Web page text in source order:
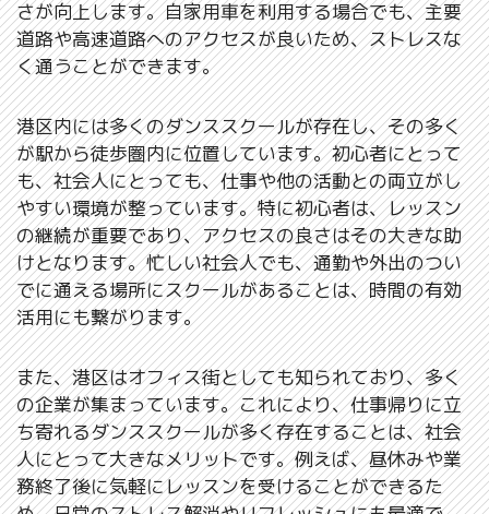
さが向上します。自家用車を利用する場合でも、主要
道路や高速道路へのアクセスが良いため、ストレスな
く通うことができます。
港区内には多くのダンススクールが存在し、その多く
が駅から徒歩圏内に位置しています。初心者にとって
も、社会人にとっても、仕事や他の活動との両立がし
やすい環境が整っています。特に初心者は、レッスン
の継続が重要であり、アクセスの良さはその大きな助
けとなります。忙しい社会人でも、通勤や外出のつい
でに通える場所にスクールがあることは、時間の有効
活用にも繋がります。
また、港区はオフィス街としても知られており、多く
の企業が集まっています。これにより、仕事帰りに立
ち寄れるダンススクールが多く存在することは、社会
人にとって大きなメリットです。例えば、昼休みや業
務終了後に気軽にレッスンを受けることができるた